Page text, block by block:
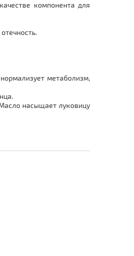
компонента для
метаболизм,
насыщает луковицу